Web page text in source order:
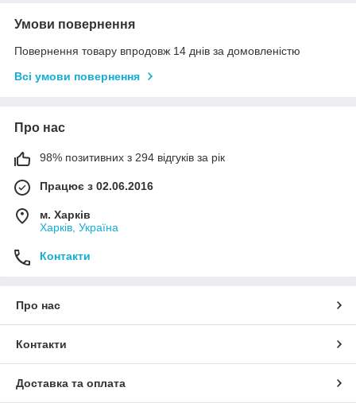
Умови повернення
Повернення товару впродовж 14 днів за домовленістю
Всі умови повернення
Про нас
98% позитивних з 294 відгуків за рік
Працює з 02.06.2016
м. Харків
Харків, Україна
Контакти
Про нас
Контакти
Доставка та оплата